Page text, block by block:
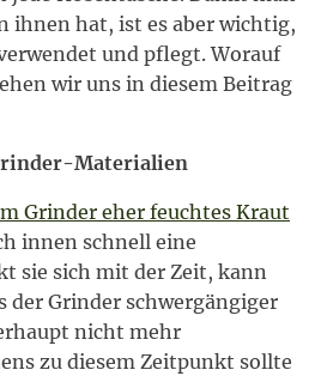
ihnen hat, ist es aber wichtig,
und pflegt. Worauf
wir uns in diesem Beitrag
Materialien
Grinder eher feuchtes Kraut
innen schnell eine
sie sich mit der Zeit, kann
der Grinder schwergängiger
nicht mehr
zu diesem Zeitpunkt sollte